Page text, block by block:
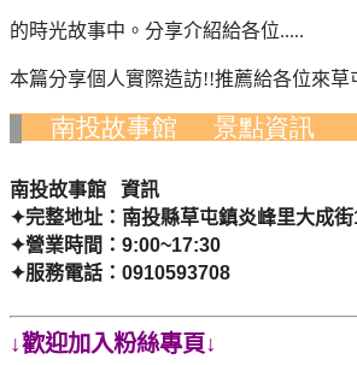
的時光故事中。分享介紹給各位.....
本篇分享個人實際造訪!!推薦給各位來草
南投故事館 景點
南投故事館 資訊
✦完整地址：南投縣草屯鎮炎峰里大成街
✦營業時間： 9:00~17:30
✦服務電話： 0910593708
↓歡迎加入粉絲專頁↓